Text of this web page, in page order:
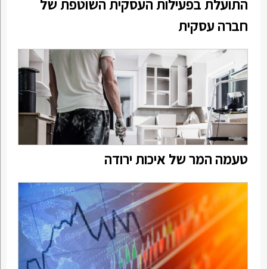
התועלת בפעילות העסקית השוטפת של
חברה עסקית
טעמה המר של איכות ירודה